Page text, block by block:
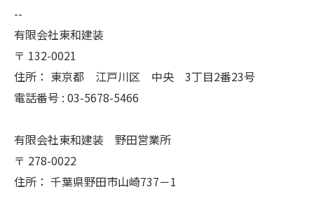
--
有限会社東和建装
〒 132-0021
住所： 東京都 江戸川区 中央 3丁目2番23号
電話番号 : 03-5678-5466
有限会社東和建装 野田営業所
〒 278-0022
住所： 千葉県野田市山崎737－1